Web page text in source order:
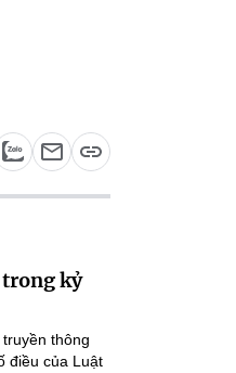
kỷ
thông
điều của Luật